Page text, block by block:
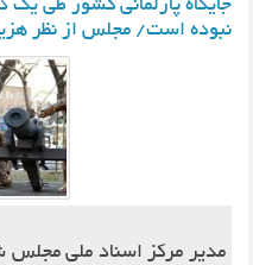
جایگاه پارلمانی کشور طی
نبوده است/ مجلس از نظر
مدیر مرکز اسناد ملی